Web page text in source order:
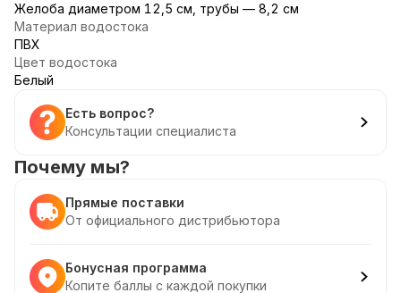
Желоба диаметром 12,5 см, трубы — 8,2 см
Материал водостока
ПВХ
Цвет водостока
Белый
Есть вопрос?
Консультации специалиста
Почему мы?
Прямые поставки
От официального дистрибьютора
Бонусная программа
Копите баллы с каждой покупки